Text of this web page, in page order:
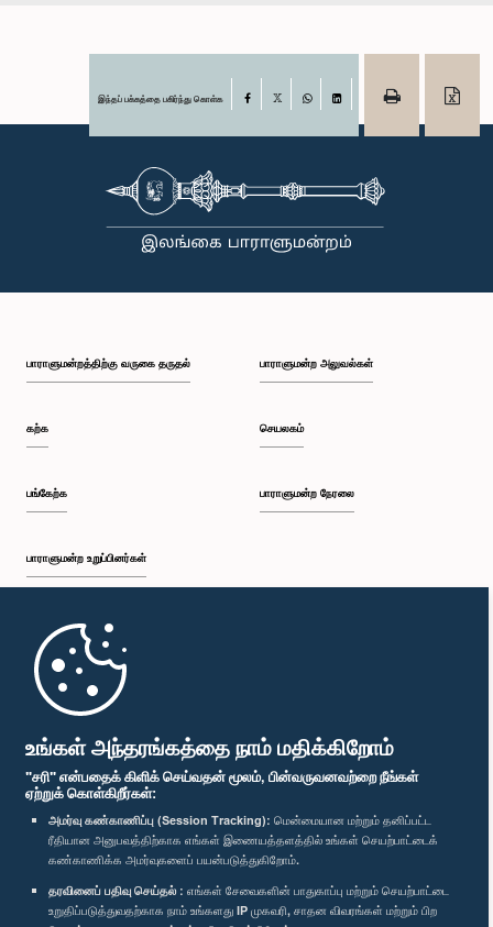
உங்கள் அந்தரங்கத்தை நாம் மதிக்கிறோம்
"சரி" என்பதைக் கிளிக் செய்வதன் மூலம், பின்வருவனவற்றை நீங்கள்
ஏற்றுக் கொள்கிறீர்கள்:
அமர்வு கண்காணிப்பு (Session Tracking): மென்மையான மற்றும் தனிப்பட்ட
ரீதியான அனுபவத்திற்காக எங்கள் இணையத்தளத்தில் உங்கள் செயற்பாட்டைக்
கண்காணிக்க அமர்வுகளைப் பயன்படுத்துகிறோம்.
தரவினைப் பதிவு செய்தல் : எங்கள் சேவைகளின் பாதுகாப்பு மற்றும் செயற்பாட்டை
உறுதிப்படுத்துவதற்காக நாம் உங்களது IP முகவரி, சாதன விவரங்கள் மற்றும் பிற
இந்தப் பக்கத்தை பகிர்ந்து கொள்க Facebook
பாராளுமன்றத்திற்கு வருகை தருதல்
கற்க
பங்கேற்க
பாராளுமன்ற உறுப்பினர்கள்
முதற்பக்கம்
பாராளுமன்ற அலுவல்கள்
செயலகம்
பாராளுமன்ற நேரலை
பாராளுமன்ற கையடக்க செயலி
எம்மை பின்தொடர்க :
விருதுகள்